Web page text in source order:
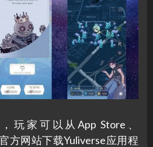
玩家可以从App Store、
方网站下载Yuliverse应用程